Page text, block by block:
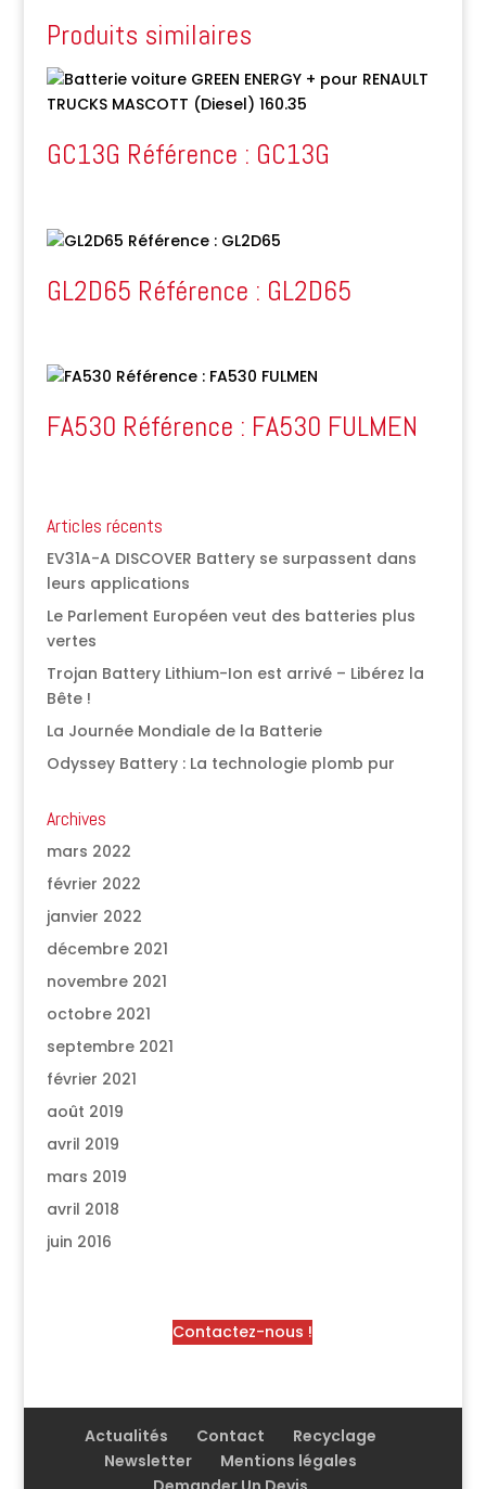
Produits similaires
GC13G Référence : GC13G
GL2D65 Référence : GL2D65
FA530 Référence : FA530 FULMEN
Articles récents
EV31A-A DISCOVER Battery se surpassent dans
leurs applications
Le Parlement Européen veut des batteries plus
vertes
Trojan Battery Lithium-Ion est arrivé – Libérez la
Bête !
La Journée Mondiale de la Batterie
Odyssey Battery : La technologie plomb pur
Archives
mars 2022
février 2022
janvier 2022
décembre 2021
novembre 2021
octobre 2021
septembre 2021
février 2021
août 2019
avril 2019
mars 2019
avril 2018
juin 2016
Contactez-nous !
Actualités Contact
Recyclage
Newsletter
Mentions légales